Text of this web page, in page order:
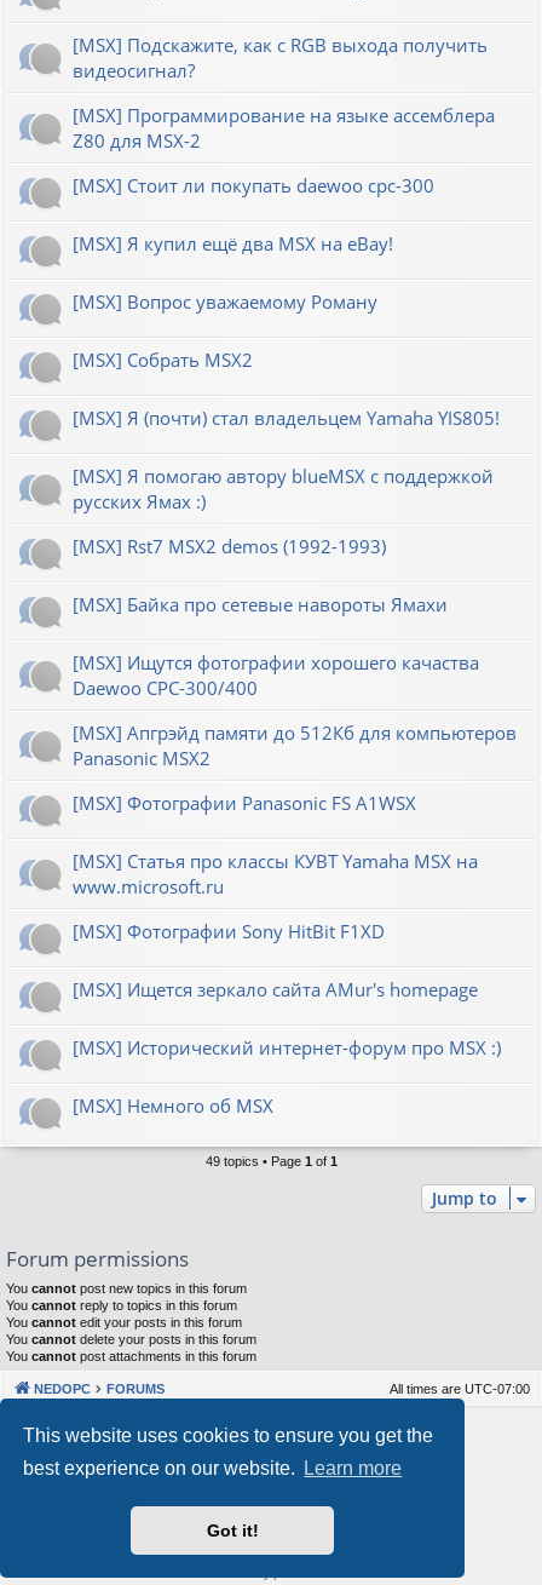
This website uses cookies to ensure you get the
best experience on our website.
Learn more
Got it!
[MSX] Подскажите, как с RGB выхода получить
видеосигнал?
[MSX] Программирование на языке ассемблера
Z80 для MSX-2
[MSX] Стоит ли покупать daewoo cpc-300
[MSX] Я купил ещё два MSX на eBay!
[MSX] Вопрос уважаемому Роману
[MSX] Собрать MSX2
[MSX] Я (почти) стал владельцем Yamaha YIS805!
[MSX] Я помогаю автору blueMSX с поддержкой
русских Ямах :)
[MSX] Rst7 MSX2 demos (1992-1993)
[MSX] Байка про сетевые навороты Ямахи
[MSX] Ищутся фотографии хорошего качаства
Daewoo CPC-300/400
[MSX] Апгрэйд памяти до 512Кб для компьютеров
Panasonic MSX2
[MSX] Фотографии Panasonic FS A1WSX
[MSX] Статья про классы КУВТ Yamaha MSX на
www.microsoft.ru
[MSX] Фотографии Sony HitBit F1XD
[MSX] Ищется зеркало сайта AMur's homepage
[MSX] Исторический интернет-форум про MSX :)
[MSX] Немного об MSX
49 topics • Page 1 of 1
Jump to
Forum permissions
You cannot post new topics in this forum
You cannot reply to topics in this forum
You cannot edit your posts in this forum
You cannot delete your posts in this forum
You cannot post attachments in this forum
NEDOPC FORUMS All times are UTC-07:00
Powered byphpBB® Forum Software © phpBB Limited
Our VPS Hosting By RimuHosting
This server is located in London data center
Server admin:mastodon.social/@Shaos